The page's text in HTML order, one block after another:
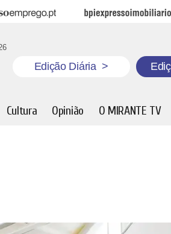
BPI Expresso
Edição Diária >
Cultura Opinião O MIRANTE TV